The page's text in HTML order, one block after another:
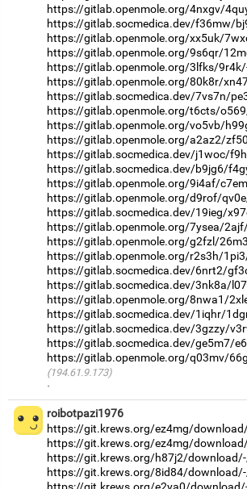
https://gitlab.openmole.org/4nxgv/
https://gitlab.socmedica.dev/f36mw/
https://gitlab.openmole.org/xx5uk/
https://gitlab.openmole.org/9s6qr/
https://gitlab.openmole.org/3lfks/
https://gitlab.openmole.org/80k8r/
https://gitlab.socmedica.dev/7vs7n/
https://gitlab.openmole.org/t6cts/
https://gitlab.openmole.org/vo5vb/
https://gitlab.openmole.org/a2az2/
https://gitlab.socmedica.dev/j1woc/
https://gitlab.socmedica.dev/b9jg6/
https://gitlab.openmole.org/9i4af/
https://gitlab.openmole.org/d9rof/
https://gitlab.socmedica.dev/19ieg/
https://gitlab.openmole.org/7ysea/
https://gitlab.openmole.org/g2fzl/
https://gitlab.openmole.org/r2s3h/
https://gitlab.socmedica.dev/6nrt2/
https://gitlab.socmedica.dev/3nk8a/
https://gitlab.openmole.org/8nwa1/
https://gitlab.socmedica.dev/1iqhr/
https://gitlab.socmedica.dev/3gzzy/
https://gitlab.socmedica.dev/ge5m7/
https://gitlab.openmole.org/q03mv/
(194.61.9.173)
·
roibotpazi1976
https://git.krews.org/ez4mg/
https://git.krews.org/ez4mg/
https://git.krews.org/h87j2/
https://git.krews.org/8id84/